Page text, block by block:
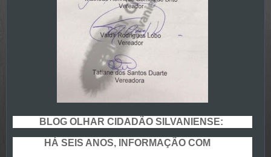
BLOG OLHAR CIDADÃO SILVANIENSE:
HÁ SEIS ANOS, INFORMAÇÃO COM